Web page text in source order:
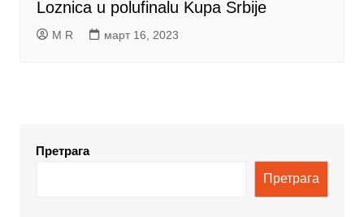
Loznica u polufinalu Kupa Srbije
M R март 16, 2023
Претрага
Претрага